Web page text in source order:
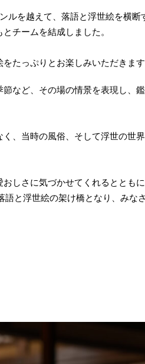
ルを越えて、落語と浮世絵を横断
チームを結成しました。
たっぷりとお楽しみいただきます
など、その場の情景を表現し、
、当時の風俗、そして浮世の世
しさに気づかせてくれるとともに
と浮世絵の架け橋となり、みな